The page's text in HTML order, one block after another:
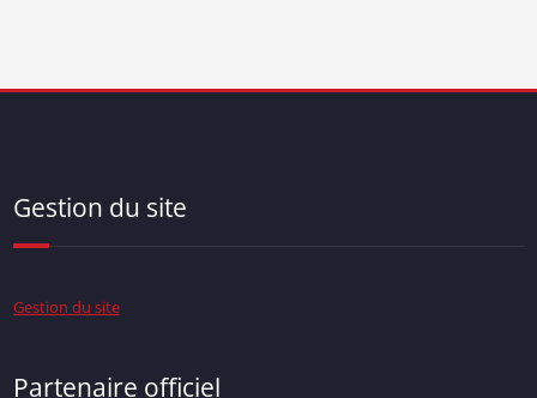
Gestion du site
Gestion du site
Partenaire officiel